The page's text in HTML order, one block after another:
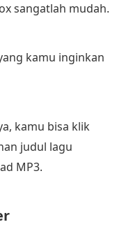
sangatlah mudah.
kamu inginkan
kamu bisa klik
judul lagu
MP3.